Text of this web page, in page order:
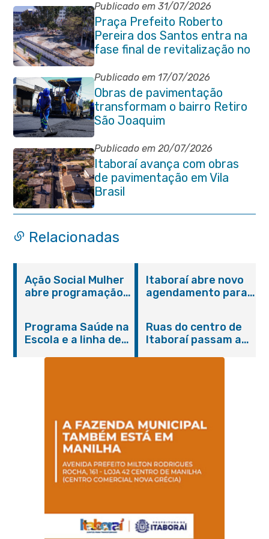
Publicado em 31/07/2026
Praça Prefeito Roberto
Pereira dos Santos entra na
fase final de revitalização no
Centro de Itaboraí
Publicado em 17/07/2026
Obras de pavimentação
transformam o bairro Retiro
São Joaquim
Publicado em 20/07/2026
Itaboraí avança com obras
de pavimentação em Vila
Brasil
Relacionadas
Ação Social Mulher
abre programação
serviços gratuitos e
orientações
Itaboraí abre novo
agendamento para
Programa Saúde na
Escola e a linha de
Magalhães Seabra
Ruas do centro de
Itaboraí passam a